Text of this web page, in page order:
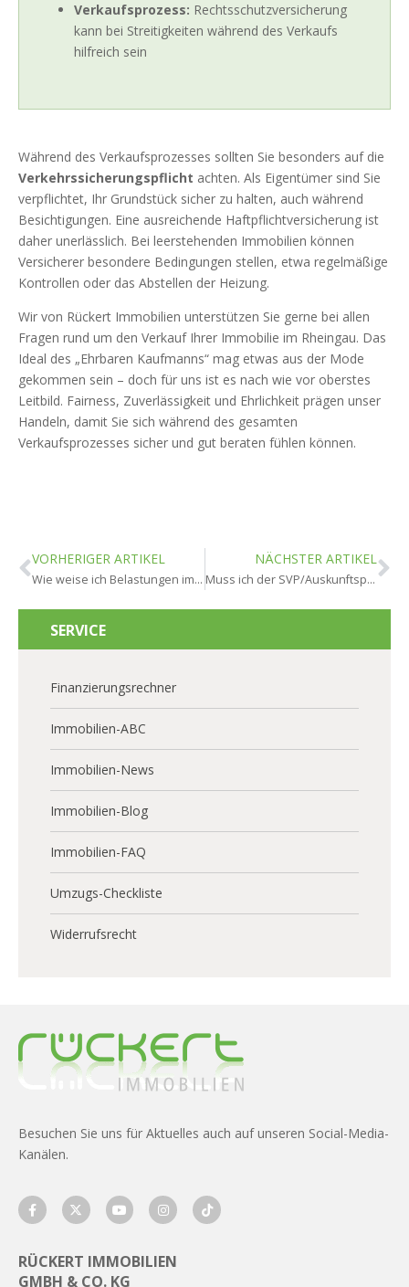
Verkaufsprozess: Rechtsschutzversicherung
kann bei Streitigkeiten während des Verkaufs
hilfreich sein
Während des Verkaufsprozesses sollten Sie besonders auf die
Verkehrssicherungspflicht achten. Als Eigentümer sind Sie
verpflichtet, Ihr Grundstück sicher zu halten, auch während
Besichtigungen. Eine ausreichende Haftpflichtversicherung ist
daher unerlässlich. Bei leerstehenden Immobilien können
Versicherer besondere Bedingungen stellen, etwa regelmäßige
Kontrollen oder das Abstellen der Heizung.
Wir von Rückert Immobilien unterstützen Sie gerne bei allen
Fragen rund um den Verkauf Ihrer Immobilie im Rheingau. Das
Ideal des „Ehrbaren Kaufmanns“ mag etwas aus der Mode
gekommen sein – doch für uns ist es nach wie vor oberstes
Leitbild. Fairness, Zuverlässigkeit und Ehrlichkeit prägen unser
Handeln, damit Sie sich während des gesamten
Verkaufsprozesses sicher und gut beraten fühlen können.
VORHERIGER ARTIKEL
Wie weise ich Belastungen im Grundbuch nach in Rheingau?
NÄCHSTER ARTIKEL
Muss ich der SVP/Auskunftspflicht nachkommen in Rheingau?
SERVICE
Finanzierungsrechner
Immobilien-ABC
Immobilien-News
Immobilien-Blog
Immobilien-FAQ
Umzugs-Checkliste
Widerrufsrecht
Besuchen Sie uns für Aktuelles auch auf unseren Social-Media-
Kanälen.
RÜCKERT IMMOBILIEN
GMBH & CO. KG